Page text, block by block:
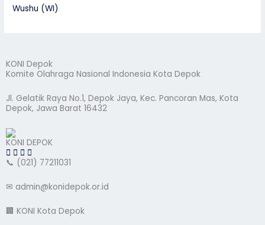
Wushu (WI)
KONI Depok
Komite Olahraga Nasional Indonesia Kota Depok
Jl. Gelatik Raya No.1, Depok Jaya, Kec. Pancoran Mas, Kota
Depok, Jawa Barat 16432
KONI DEPOK
📞 (021) 77211031
✉ admin@konidepok.or.id
🏢 KONI Kota Depok